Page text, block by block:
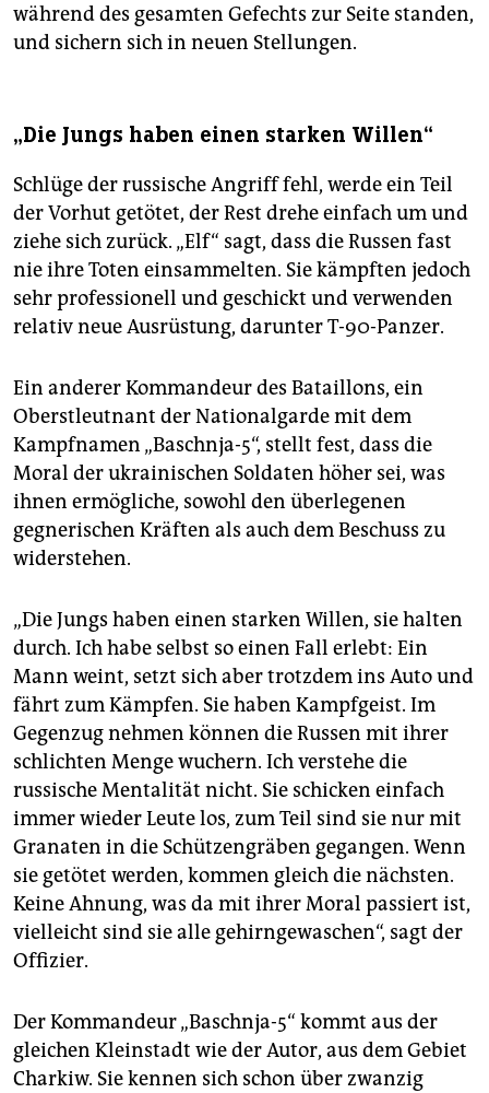
während des gesamten Gefechts zur Seite standen,
und sichern sich in neuen Stellungen.
„Die Jungs haben einen starken Willen“
Schlüge der russische Angriff fehl, werde ein Teil
der Vorhut getötet, der Rest drehe einfach um und
ziehe sich zurück. „Elf“ sagt, dass die Russen fast
nie ihre Toten einsammelten. Sie kämpften jedoch
sehr professio­nell und geschickt und verwenden
relativ neue Ausrüstung, darunter T-90-Panzer.
Ein anderer Kommandeur des Bataillons, ein
Oberstleutnant der Nationalgarde mit dem
Kampfnamen „Baschnja-5“, stellt fest, dass die
Moral der ukrainischen Soldaten höher sei, was
ihnen ermögliche, sowohl den überlegenen
gegnerischen Kräften als auch dem Beschuss zu
widerstehen.
„Die Jungs haben einen starken Willen, sie halten
durch. Ich habe selbst so einen Fall erlebt: Ein
Mann weint, setzt sich aber trotzdem ins Auto und
fährt zum Kämpfen. Sie haben Kampfgeist. Im
Gegenzug nehmen können die Russen mit ihrer
schlichten Menge wuchern. Ich verstehe die
russische Mentalität nicht. Sie schicken einfach
immer wieder Leute los, zum Teil sind sie nur mit
Granaten in die Schützengräben gegangen. Wenn
sie getötet werden, kommen gleich die nächsten.
Keine Ahnung, was da mit ihrer Moral passiert ist,
vielleicht sind sie alle gehirngewaschen“, sagt der
Offizier.
Der Kommandeur „Basch­nja-5“ kommt aus der
gleichen Kleinstadt wie der Autor, aus dem Gebiet
Charkiw. Sie kennen sich schon über zwanzig